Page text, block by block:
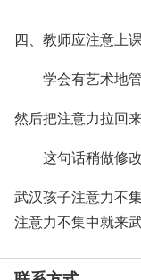
四、教师应注意上
学会有艺术地管
然后把注意力拉回来
这句话稍做修改
武汉孩子注意力不
注意力不集中就来